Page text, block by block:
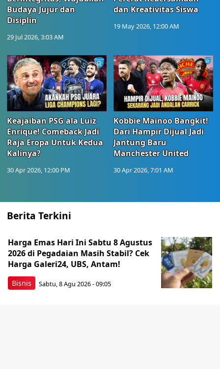
Budaya Jujur dan
Disiplin
29 Jul 2026, 3:03 AM
dan Kreativitas Siswa
19 May 2026, 12:00 AM
Keajaiban PSG ala Luiz
Enrique! Comeback Jadi
Raja Eropa Untuk Kedua
Kalinya?
30 Apr 2026, 12:00 PM
Kobbie Mainoo Bangkit!
Dari Hampir Dijual Jadi
Jantung Baru
Manchester United
30 Apr 2026, 7:01 AM
Berita Terkini
Bisnis
Harga Emas Hari Ini Sabtu 8 Agustus
2026 di Pegadaian Masih Stabil? Cek
Harga Galeri24, UBS, Antam!
Sabtu, 8 Agu 2026 - 09:05